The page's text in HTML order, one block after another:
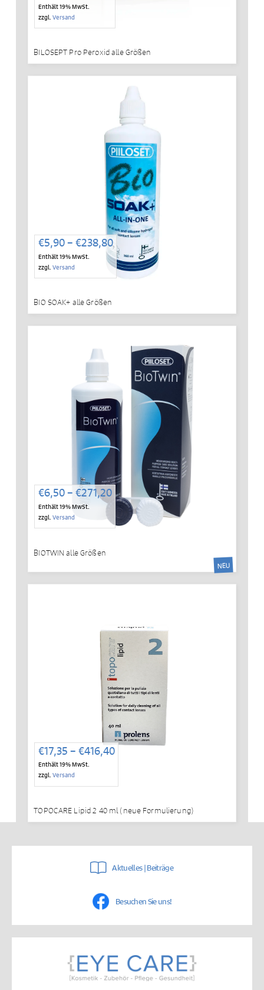
Enthält 19% MwSt.
zzgl. Versand
BILOSEPT Pro Peroxid alle Größen
€5,90– €238,80Preisspanne:
€5,90
bis
€238,80
Enthält 19% MwSt.
zzgl. Versand
BIO SOAK+ alle Größen
€6,50– €271,20Preisspanne:
€6,50
bis
€271,20
Enthält 19% MwSt.
zzgl. Versand
BIOTWIN alle Größen
NEU
€17,35 – €416,40Preisspanne:
Enthält 19% MwSt.
zzgl. Versand
TOPOCARE Lipid 2 40 ml (neue Formulierung)
Aktuelles | Beiträge
Besuchen Sie uns!